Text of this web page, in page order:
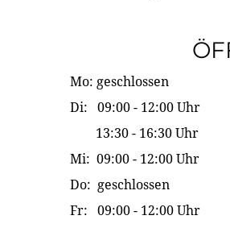
Mo: geschlossen
Di: 09:00 - 12:00 Uhr
13:30 - 16:30 Uhr
Mi: 09:00 - 12:00 Uhr
Do: geschlossen
Fr: 09:00 - 12:00 Uhr